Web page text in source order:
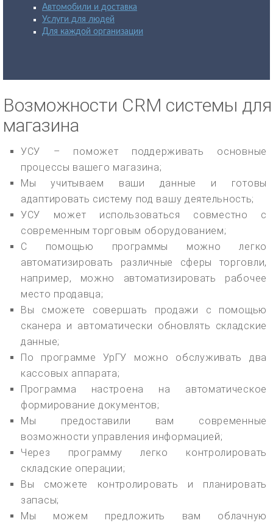
Автомобили и доставка
Услуги для людей
Для каждой организации
Возможности CRM системы для
магазина
УСУ – поможет поддерживать основные
процессы вашего магазина;
Мы учитываем ваши данные и готовы
адаптировать систему под вашу деятельность;
УСУ может использоваться совместно с
современным торговым оборудованием;
С помощью программы можно легко
автоматизировать различные сферы торговли,
например, можно автоматизировать рабочее
место продавца;
Вы сможете совершать продажи с помощью
сканера и автоматически обновлять складские
данные;
По программе УрГУ можно обслуживать два
кассовых аппарата;
Программа настроена на автоматическое
формирование документов;
Мы предоставили вам современные
возможности управления информацией;
Через программу легко контролировать
складские операции;
Вы сможете контролировать и планировать
запасы;
Мы можем предложить вам облачную